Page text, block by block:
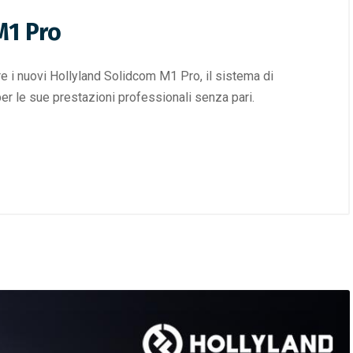
Pro
i nuovi Hollyland Solidcom M1 Pro, il sistema di
le sue prestazioni professionali senza pari.